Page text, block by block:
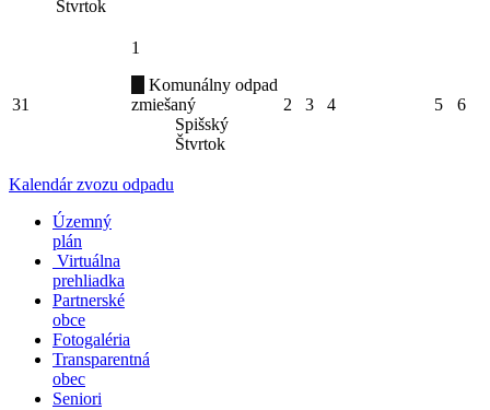
Štvrtok
31
1
Komunálny odpad
zmiešaný
Spišský
Štvrtok
2 3 4 5 6
Kalendár zvozu odpadu
Územný
plán
Virtuálna
prehliadka
Partnerské
obce
Fotogaléria
Transparentná
obec
Seniori